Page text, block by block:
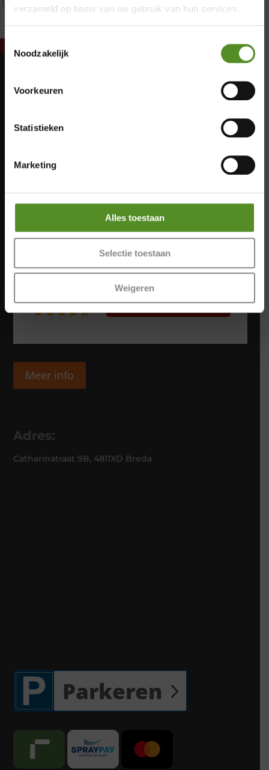
verzameld op basis van uw gebruik van hun services.
Toestemmingsselectie
Noodzakelijk
Voorkeuren
Statistieken
Marketing
Alles toestaan
Selectie toestaan
Weigeren
Maandag: Gesloten
Donderdag: 12:00 – 17:00
Zondag: 12:00 – 17:00
Meer info
Adres:
Catharinatraat 9B, 4811XD Breda
Parkeren
Donderdag 12:00 – 17:00
Zaterdag 12:00 – 17:00